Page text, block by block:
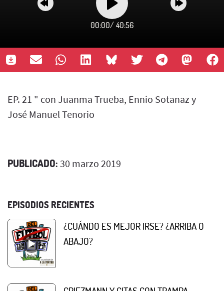
00:00/ 40:56
EP. 21 " con Juanma Trueba, Ennio Sotanaz y
José Manuel Tenorio
PUBLICADO: 30 marzo 2019
EPISODIOS RECIENTES
¿CUÁNDO ES MEJOR IRSE? ¿ARRIBA O
ABAJO?